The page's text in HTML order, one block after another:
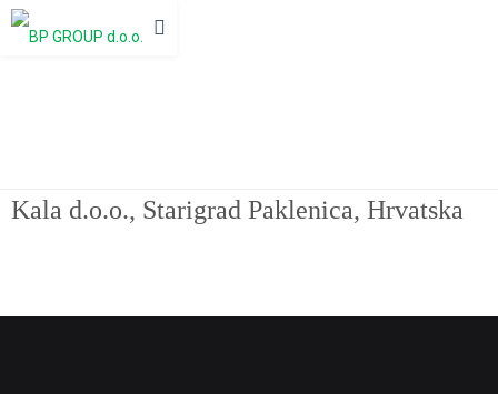
Kala d.o.o., Starigrad Paklenica, Hrvatska